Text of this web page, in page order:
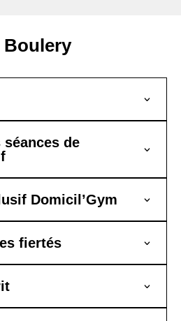
Boulery
séances de
Domicil’Gym
fiertés